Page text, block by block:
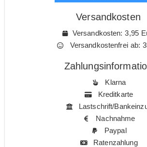
Versandkosten
Versandkosten: 3,95
Versandkostenfrei ab:
Klarna
Kreditkarte
Lastschrift/
Nachnahme
Paypal
Ratenzahlung